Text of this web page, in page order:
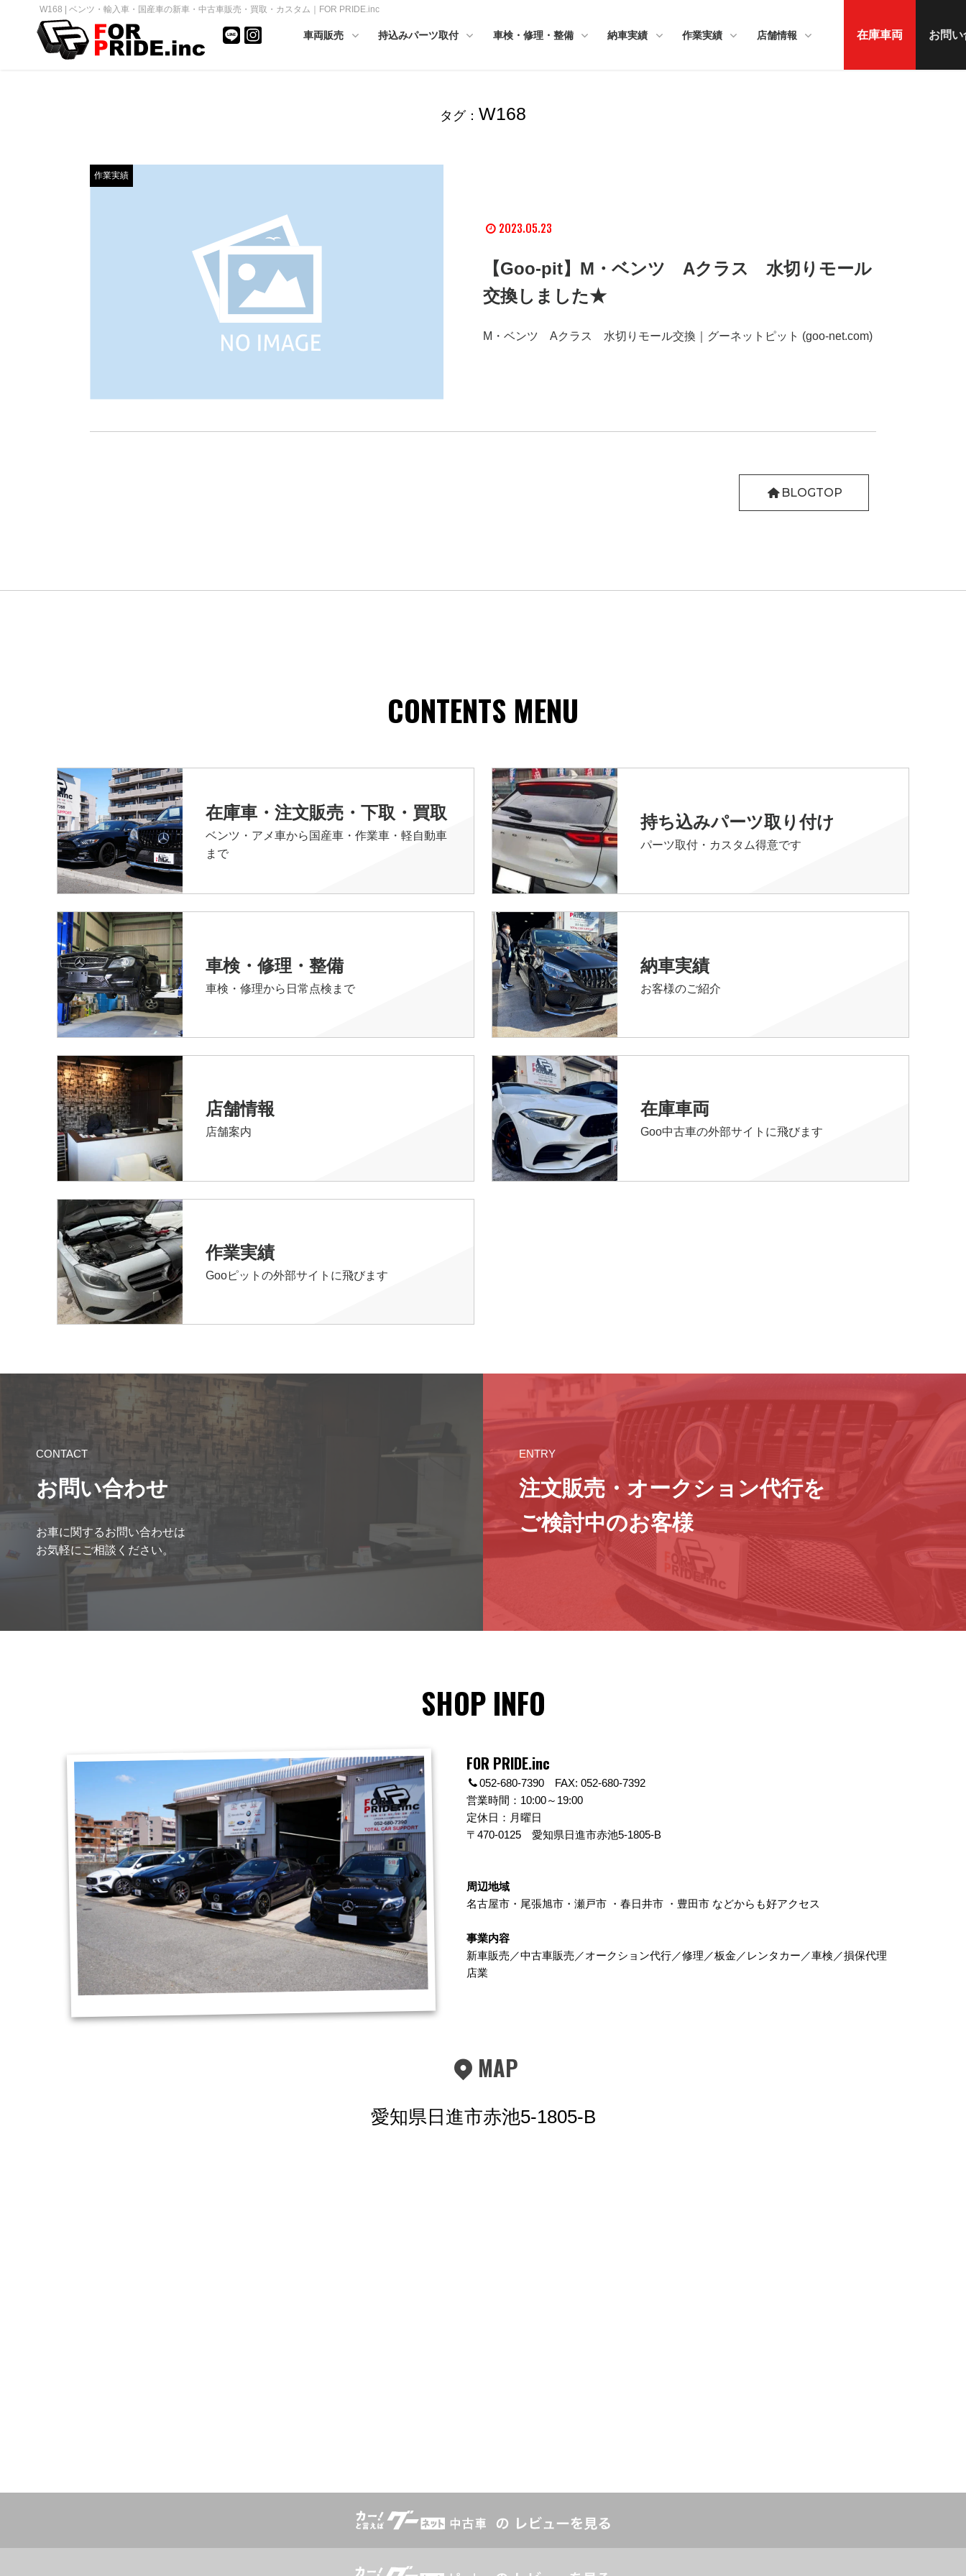
W168 | ベンツ・輸入車・国産車の新車・中古車販売・買取・カスタム｜FOR PRIDE.inc
車両販売 持込みパーツ取付 車検・修理・整備 納車実績 作業実績 店舗情報 在庫車両 お問
タグ： W168
作業実績
2023.05.23
【Goo-pit】M・ベンツ Aクラス 水切りモール
交換しました★
M・ベンツ Aクラス 水切りモール交換｜グーネットピット (goo-net.com)
BLOGTOP
CONTENTS MENU
在庫車・注文販売・下取・買取
ベンツ・アメ車から国産車・作業車・軽自動車
まで
持ち込みパーツ取り付け
パーツ取付・カスタム得意です
車検・修理・整備
車検・修理から日常点検まで
納車実績
お客様のご紹介
店舗情報
店舗案内
在庫車両
Goo中古車の外部サイトに飛びます
作業実績
Gooピットの外部サイトに飛びます
CONTACT
お問い合わせ
お車に関するお問い合わせは
お気軽にご相談ください。
ENTRY
注文販売・オークション代行を
ご検討中のお客様
SHOP INFO
FOR PRIDE.inc
052-680-7390 FAX: 052-680-7392
営業時間：10:00～19:00
定休日：月曜日
〒470-0125 愛知県日進市赤池5-1805-B
周辺地域
名古屋市・ 尾張旭市・ 瀬戸市・ 春日井市・ 豊田市などからも好アクセス
事業内容
新車販売／中古車販売／オークション代行／修理／板金／レンタカー／車検／損保代理
店業
MAP
愛知県日進市赤池5-1805-B